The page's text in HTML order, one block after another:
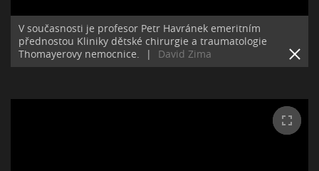
V současnosti je profesor Petr Havránek emeritním
přednostou Kliniky dětské chirurgie a traumatologie
Thomayerovy nemocnice.
| David Zima